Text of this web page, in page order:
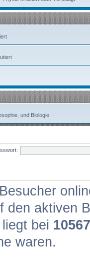
und Biologie
Besucher
den aktiven
bei 10567
waren.